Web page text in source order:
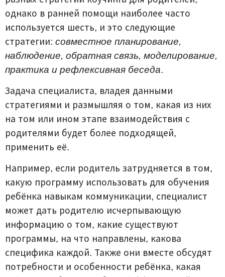
однако в ранней помощи наиболее часто
используется шесть, и это следующие
стратегии: совместное планирование,
наблюдение, обратная связь, моделирование,
практика и рефлексивная беседа.
Задача специалиста, владея данными
стратегиями и размышляя о том, какая из них
на том или ином этапе взаимодействия с
родителями будет более подходящей,
применить её.
Например, если родитель затрудняется в том,
какую программу использовать для обучения
ребёнка навыкам коммуникации, специалист
может дать родителю исчерпывающую
информацию о том, какие существуют
программы, на что направлены, какова
специфика каждой. Также они вместе обсудят
потребности и особенности ребёнка, какая